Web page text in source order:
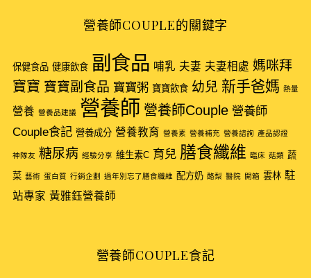
營養師COUPLE的關鍵字
保健食品 健康飲食 副食品 哺乳 夫妻 夫妻相處 媽咪拜
寶寶 寶寶副食品 寶寶粥 寶寶飲食 幼兒 新手爸媽 熱量
營養 營養品建議 營養師 營養師Couple 營養師
Couple食記 營養成分 營養教育 營養素 營養補充 營養諮詢 產品認證
神隊友 糖尿病 經驗分享 維生素C 育兒 膳食纖維 臨床 菇類 蔬
菜 藝術 蛋白質 行銷企劃 過年別忘了膳食纖維 配方奶 酪梨 醫院 開箱 雲林 駐
站專家 黃雅鈺營養師
營養師COUPLE食記